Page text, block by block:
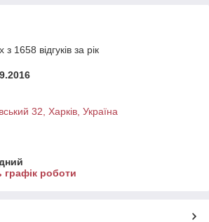
1658 відгуків за рік
32, Харків, Україна
графік роботи